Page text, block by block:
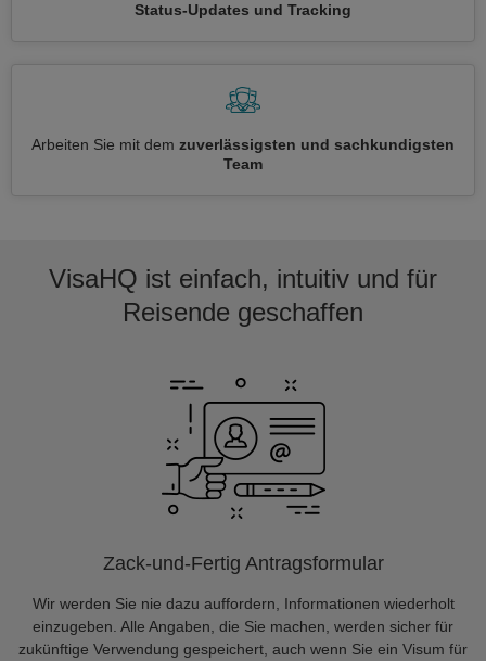
Status-Updates und Tracking
Arbeiten Sie mit dem zuverlässigsten und sachkundigsten
Team
VisaHQ ist einfach, intuitiv und für
Reisende geschaffen
Zack-und-Fertig Antragsformular
Wir werden Sie nie dazu auffordern, Informationen wiederholt
einzugeben. Alle Angaben, die Sie machen, werden sicher für
zukünftige Verwendung gespeichert, auch wenn Sie ein Visum für